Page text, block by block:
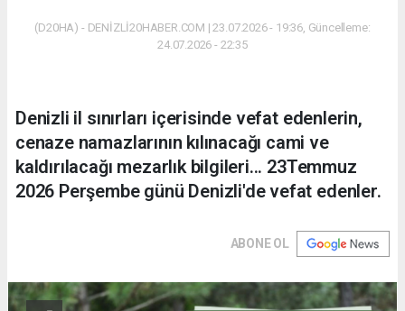
(D20HA) - DENİZLİ20HABER.COM | 23.07.2026 - 19:36, Güncelleme:
24.07.2026 - 22:35
Denizli il sınırları içerisinde vefat edenlerin,
cenaze namazlarının kılınacağı cami ve
kaldırılacağı mezarlık bilgileri... 23Temmuz
2026 Perşembe günü Denizli'de vefat edenler.
ABONE OL